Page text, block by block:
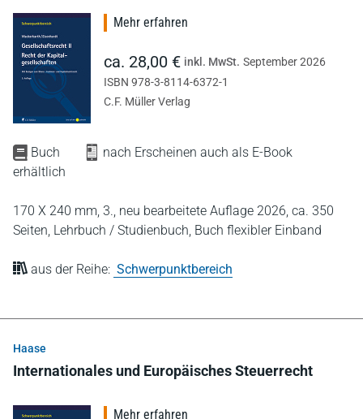
Buch
nach Erscheinen auch als E-Book
erhältlich
170 X 240 mm, 3., neu bearbeitete Auflage 2026, ca. 350
Seiten, Lehrbuch / Studienbuch, Buch flexibler Einband
aus der Reihe: Schwerpunktbereich
Mehr erfahren
ca. 28,00 € inkl. MwSt. September 2026
ISBN 978-3-8114-6372-1
C.F. Müller Verlag
Haase
Internationales und Europäisches Steuerrecht
Mehr erfahren